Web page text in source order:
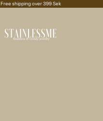
Free shipping over 399 Sek